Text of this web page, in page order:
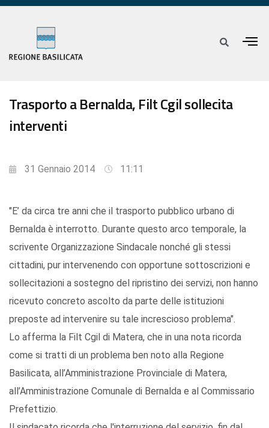
Trasporto a Bernalda, Filt Cgil sollecita
interventi
31 Gennaio 2014 11:11
"E’ da circa tre anni che il trasporto pubblico urbano di
Bernalda è interrotto. Durante questo arco temporale, la
scrivente Organizzazione Sindacale nonché gli stessi
cittadini, pur intervenendo con opportune sottoscrizioni e
sollecitazioni a sostegno del ripristino dei servizi, non hanno
ricevuto concreto ascolto da parte delle istituzioni
preposte ad intervenire su tale increscioso problema".
Lo afferma la Filt Cgil di Matera, che in una nota ricorda
come si tratti di un problema ben noto alla Regione
Basilicata, all’Amministrazione Provinciale di Matera,
all’Amministrazione Comunale di Bernalda e al Commissario
Prefettizio.